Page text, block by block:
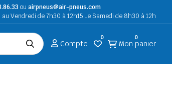
ou airpneus@air-pneus.com
au Vendredi de 7h30 à 12h15 Le Samedi de 8h30 à 12h
Compte
0
Mon panier
0